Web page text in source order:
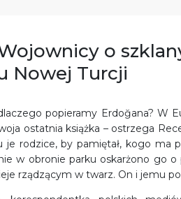
o
Nowej Turcji
popieramy Erdoğana? W
ostatnia książka – ostrzega
je rodzice,by pamiętał, kogo ma
w obronie parku oskarżono go
rządzącym w twarz. On i jemu